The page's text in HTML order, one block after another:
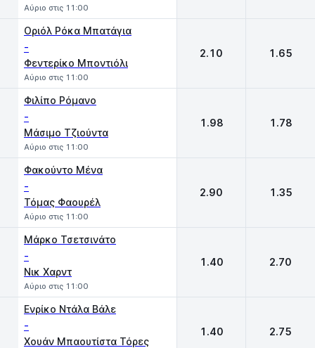
Αύριο στις 11:00
Οριόλ Ρόκα Μπατάγια
-
Φεντερίκο Μποντιόλι
Αύριο στις 11:00
2.10 1.65
Φιλίπο Ρόμανο
-
Μάσιμο Τζιούντα
Αύριο στις 11:00
1.98 1.78
Φακούντο Μένα
-
Τόμας Φαουρέλ
Αύριο στις 11:00
2.90 1.35
Μάρκο Τσετσινάτο
-
Νικ Χαρντ
Αύριο στις 11:00
1.40 2.70
Ενρίκο Ντάλα Βάλε
-
Χουάν Μπαουτίστα Τόρες
1.40 2.75